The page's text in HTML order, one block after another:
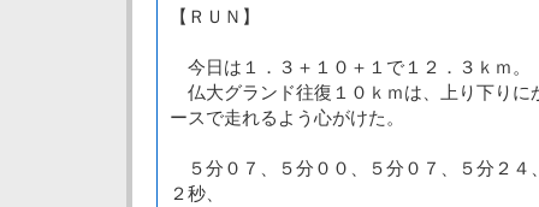
【ＲＵＮ】
今日は１．３＋１０＋１で１２．３ｋｍ。
仏大グランド往復１０ｋｍは、上り下りに
ースで走れるよう心がけた。
５分０７、５分００、５分０７、５分２４
２秒、